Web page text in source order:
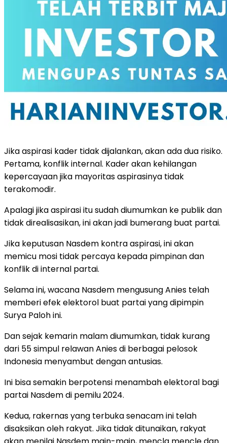
Jika aspirasi kader tidak dijalankan, akan ada dua risiko.
Pertama, konflik internal. Kader akan kehilangan
kepercayaan jika mayoritas aspirasinya tidak
terakomodir.
Apalagi jika aspirasi itu sudah diumumkan ke publik dan
tidak direalisasikan, ini akan jadi bumerang buat partai.
Jika keputusan Nasdem kontra aspirasi, ini akan
memicu mosi tidak percaya kepada pimpinan dan
konflik di internal partai.
Selama ini, wacana Nasdem mengusung Anies telah
memberi efek elektorol buat partai yang dipimpin
Surya Paloh ini.
Dan sejak kemarin malam diumumkan, tidak kurang
dari 55 simpul relawan Anies di berbagai pelosok
Indonesia menyambut dengan antusias.
Ini bisa semakin berpotensi menambah elektoral bagi
partai Nasdem di pemilu 2024.
Kedua, rakernas yang terbuka senacam ini telah
disaksikan oleh rakyat. Jika tidak ditunaikan, rakyat